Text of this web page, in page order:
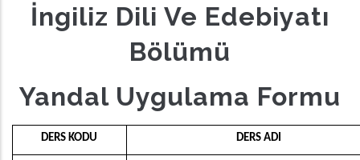
İngiliz Dili Ve Edebiyatı
Bölümü
Yandal Uygulama Formu
DERS KODU DERS ADI